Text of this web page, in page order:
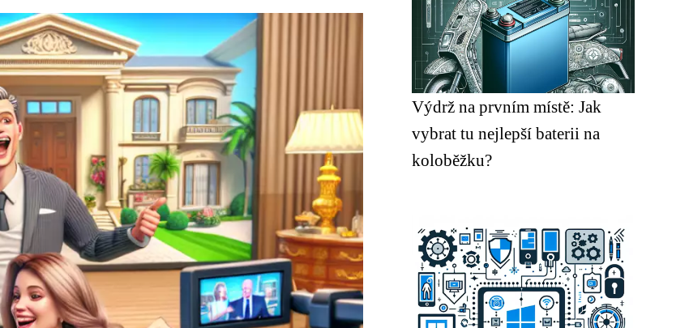
Výdrž na prvním místě: Jak
vybrat tu nejlepší baterii na
koloběžku?